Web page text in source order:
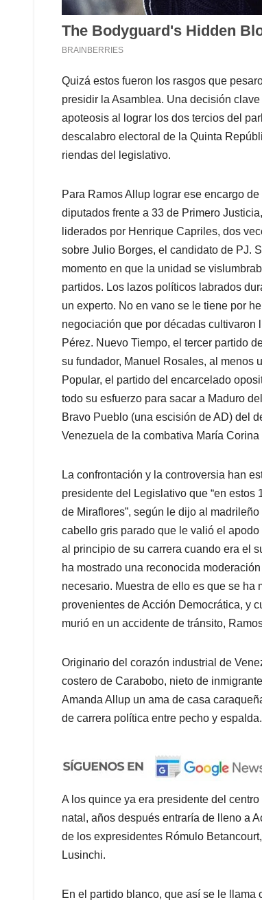
Quizá estos fueron los rasgos que
presidir la Asamblea. Una decisión
apoteosis al lograr los dos tercios del
descalabro electoral de la Quinta
riendas del legislativo.
Para Ramos Allup lograr ese encargo
diputados frente a 33 de Primero
liderados por Henrique Capriles, dos
sobre Julio Borges, el candidato de PJ.
momento en que la unidad se
partidos. Los lazos políticos labrados
un experto. No en vano se le tiene por
negociación que por décadas cultivaron
Pérez. Nuevo Tiempo, el tercer partido
su fundador, Manuel Rosales, al menos
Popular, el partido del encarcelado
todo su esfuerzo para sacar a Maduro
Bravo Pueblo (una escisión de AD) del
Venezuela de la combativa María Corina
La confrontación y la controversia han
presidente del Legislativo que “en
de Miraflores”, según le dijo al
cabello gris parado que le valió el
al principio de su carrera cuando era el
ha mostrado una reconocida
necesario. Muestra de ello es que se
provenientes de Acción Democrática, y
murió en un accidente de tránsito,
Originario del corazón industrial de
costero de Carabobo, nieto de
Amanda Allup un ama de casa
de carrera política entre pecho y espalda.
A los quince ya era presidente del
natal, años después entraría de lleno a
de los expresidentes Rómulo
Lusinchi.
En el partido blanco, que así se le